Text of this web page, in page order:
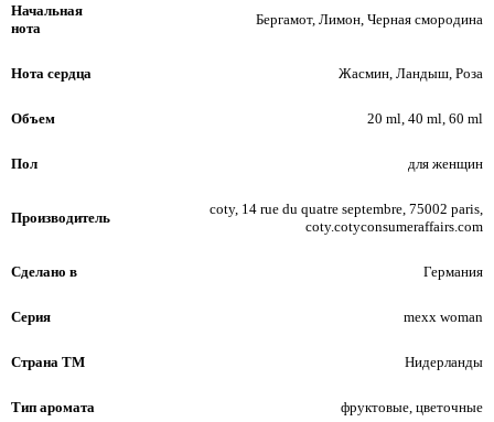
Начальная
нота
Бергамот, Лимон, Черная смородина
Нота сердца Жасмин, Ландыш, Роза
Объем 20 ml, 40 ml, 60 ml
Пол для женщин
Производитель
coty, 14 rue du quatre septembre, 75002 paris,
coty.cotyconsumeraffairs.com
Сделано в Германия
Серия mexx woman
Страна ТМ Нидерланды
Тип аромата фруктовые, цветочные